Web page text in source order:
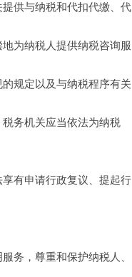
供与纳税和代扣代缴、代
为纳税人提供纳税咨询服
规定以及与纳税程序有关
务机关应当依法为纳税
有申请行政复议、提起行
，尊重和保护纳税人、